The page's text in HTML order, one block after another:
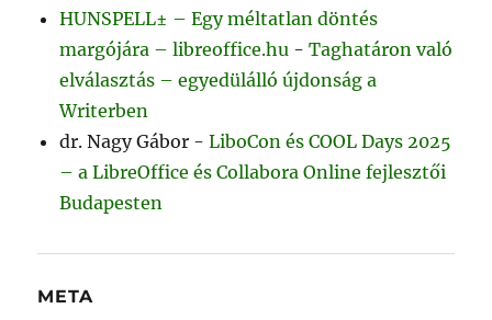
HUNSPELL± – Egy méltatlan döntés
margójára – libreoffice.hu -Taghatáron való
elválasztás – egyedülálló újdonság a
Writerben
dr. Nagy Gábor -LiboCon és COOL Days 2025
– a LibreOffice és Collabora Online fejlesztői
Budapesten
META